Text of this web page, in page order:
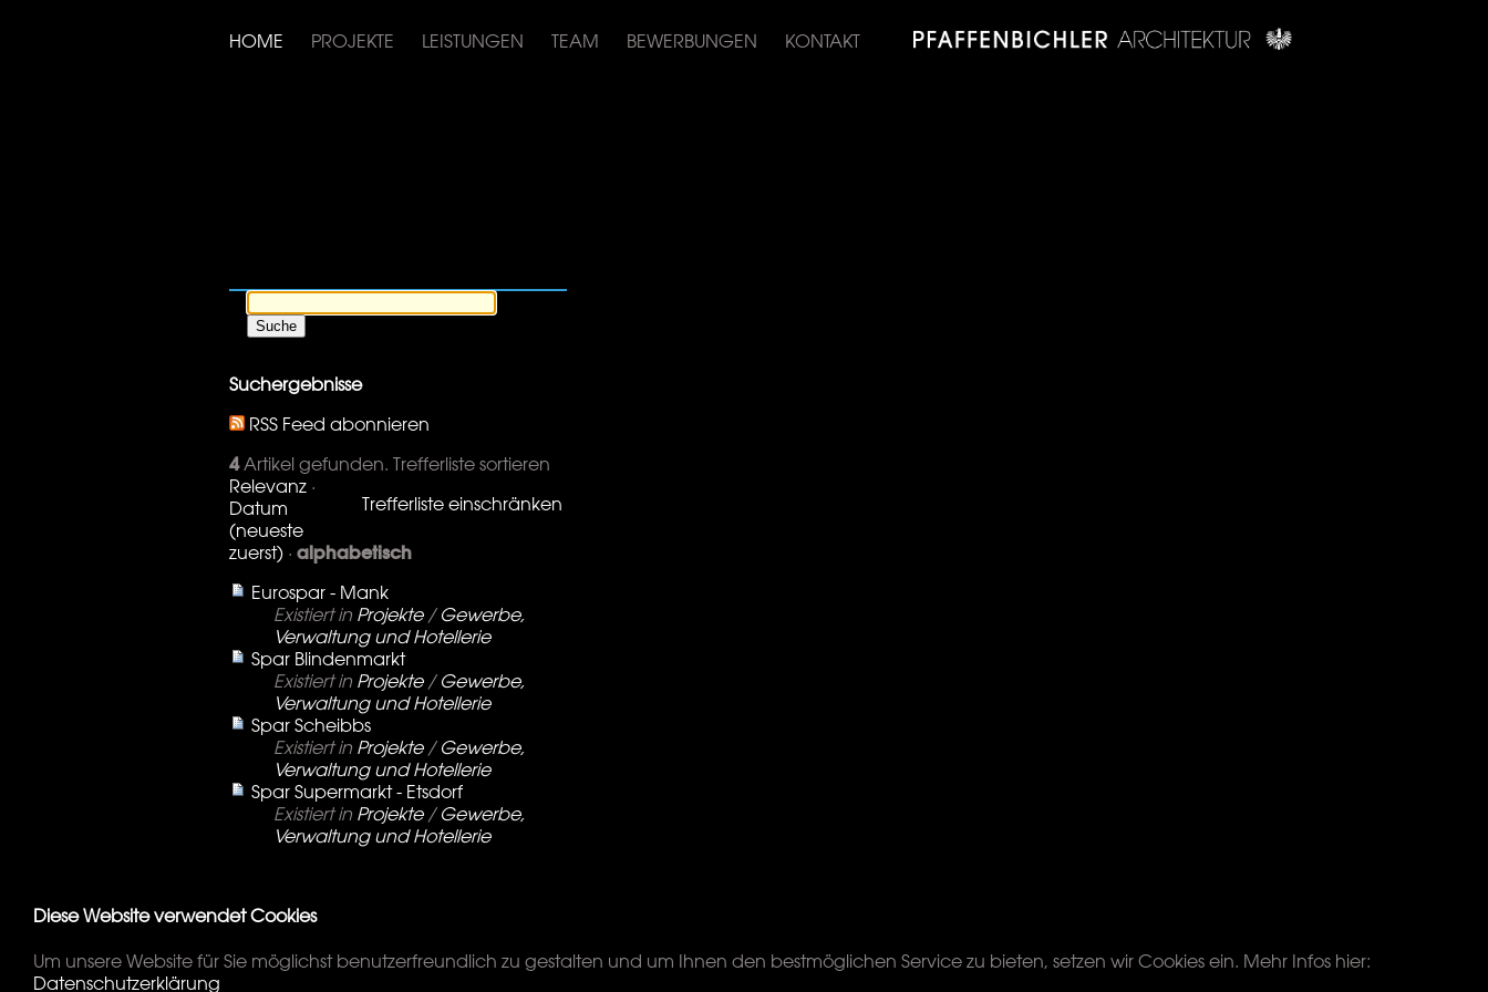
HOME PROJEKTE LEISTUNGEN TEAM BEWERBUNGEN KONTAKT
Suchergebnisse
RSS Feed abonnieren
4Artikel gefunden.
Trefferliste einschränken
Trefferliste sortieren
Relevanz ·
Datum
(neueste
zuerst) · alphabetisch
Eurospar - Mank
Existiert in Projekte / Gewerbe,
Verwaltung und Hotellerie
Spar Blindenmarkt
Existiert in Projekte / Gewerbe,
Verwaltung und Hotellerie
Spar Scheibbs
Existiert in Projekte / Gewerbe,
Verwaltung und Hotellerie
Spar Supermarkt - Etsdorf
Existiert in Projekte / Gewerbe,
Verwaltung und Hotellerie
Diese Website verwendet Cookies
Um unsere Website für Sie möglichst benutzerfreundlich zu gestalten und um Ihnen den bestmöglichen Service zu bieten, setzen wir Cookies ein. Mehr Infos hier:
Datenschutzerklärung